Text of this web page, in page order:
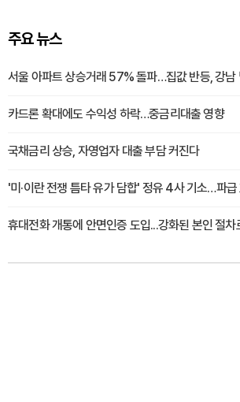
주요 뉴스
서울 아파트 상승거래 57% 돌파…집값 반등, 강남
카드론 확대에도 수익성 하락…중금리대출 영향
국채금리 상승, 자영업자 대출 부담 커진다
'미·이란 전쟁 틈타 유가 담합' 정유 4사 기소…파
휴대전화 개통에 안면인증 도입...강화된 본인 절